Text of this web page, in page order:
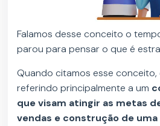
Falamos desse conceito o
parou para pensar o que é
Quando citamos esse conceito,
referindo principalmente a um
que visam atingir as metas
vendas e construção de